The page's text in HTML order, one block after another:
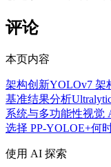
评论
本页内容
架构创新YOLOv7 架
基准结果分析
系统与多功能性视觉
选择 PP-YOLOE+何
使用 AI 探索